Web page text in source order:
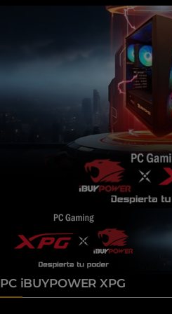
PC iBUYPOWER XPG